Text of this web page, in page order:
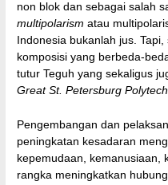
non blok dan sebagai salah
multipolarism atau
Indonesia bukanlah jus.
komposisi yang berbeda-
tutur Teguh yang sekaligus
Great St. Petersburg
Pengembangan dan
peningkatan kesadaran
kepemudaan, kemanusiaan,
rangka meningkatkan